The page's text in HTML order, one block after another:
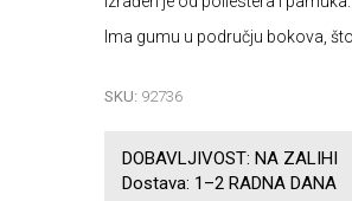
Ima gumu u području bokova,
SKU: 92736
DOBAVLJIVOST: NA ZALIHI
Dostava: 1–2 RADNA DANA